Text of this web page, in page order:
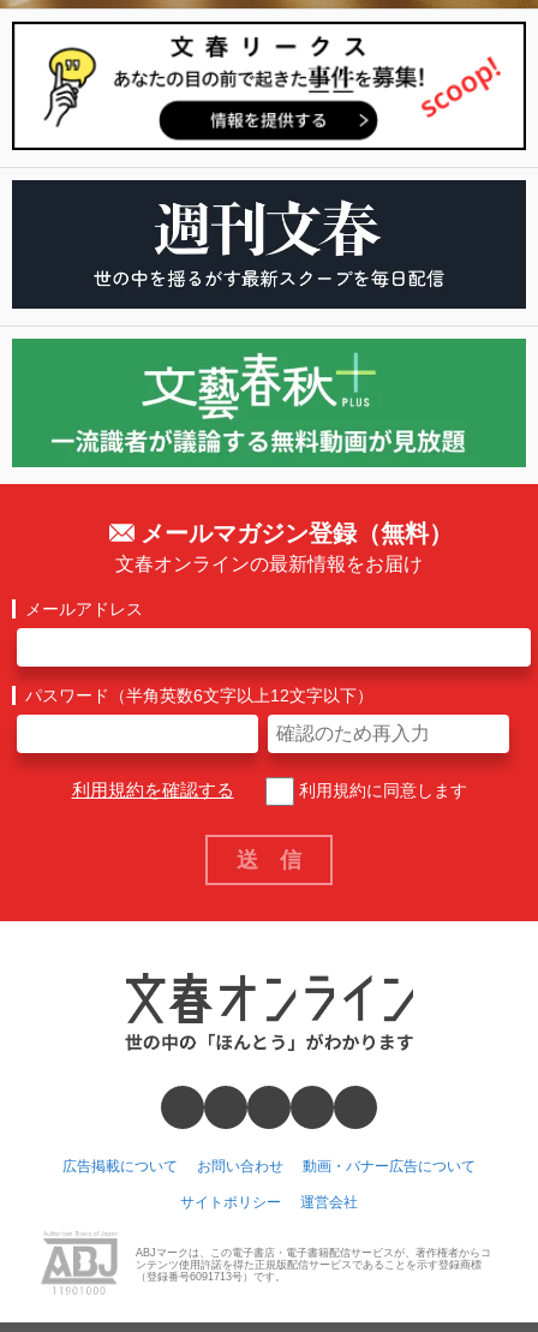
メールマガジン登録（無料）
文春オンラインの最新情報をお届け
メールアドレス
パスワード（半角英数6文字以上12文字以下）
利用規約を確認する 利用規約に同意します
広告掲載について お問い合わせ 動画・バナー広告について
サイトポリシー 運営会社
ABJマークは、この電子書店・電子書籍配信サービスが、著作権者からコ
ンテンツ使用許諾を得た正規版配信サービスであることを示す登録商標
（登録番号6091713号）です。